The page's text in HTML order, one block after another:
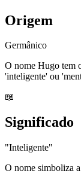
Origem
Germânico
O nome Hugo tem
'inteligente' ou
📖
Significado
"Inteligente"
O nome simboliza